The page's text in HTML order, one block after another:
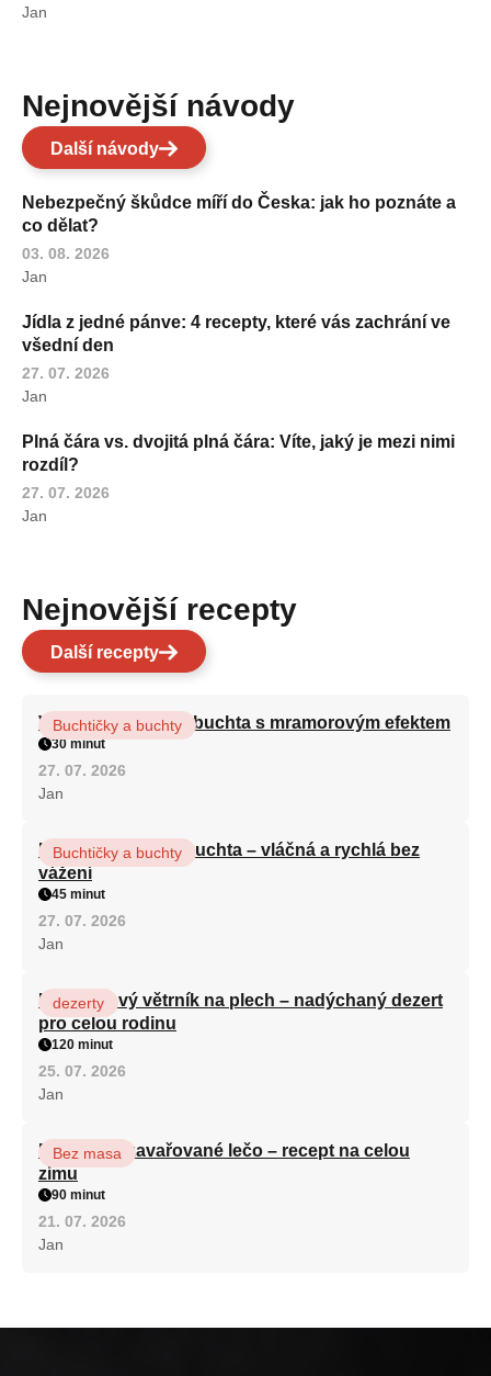
Jan
Nejnovější návody
Další návody
Nebezpečný škůdce míří do Česka: jak ho poznáte a
co dělat?
03. 08. 2026
Jan
Jídla z jedné pánve: 4 recepty, které vás zachrání ve
všední den
27. 07. 2026
Jan
Plná čára vs. dvojitá plná čára: Víte, jaký je mezi nimi
rozdíl?
27. 07. 2026
Jan
Nejnovější recepty
Další recepty
Vláčná olejová litá buchta s mramorovým efektem
Buchtičky a buchty
30 minut
27. 07. 2026
Jan
Hrnková maková buchta – vláčná a rychlá bez
vážení
Buchtičky a buchty
45 minut
27. 07. 2026
Jan
Karamelový větrník na plech – nadýchaný dezert
pro celou rodinu
dezerty
120 minut
25. 07. 2026
Jan
Babiččino zavařované lečo – recept na celou
zimu
Bez masa
90 minut
21. 07. 2026
Jan